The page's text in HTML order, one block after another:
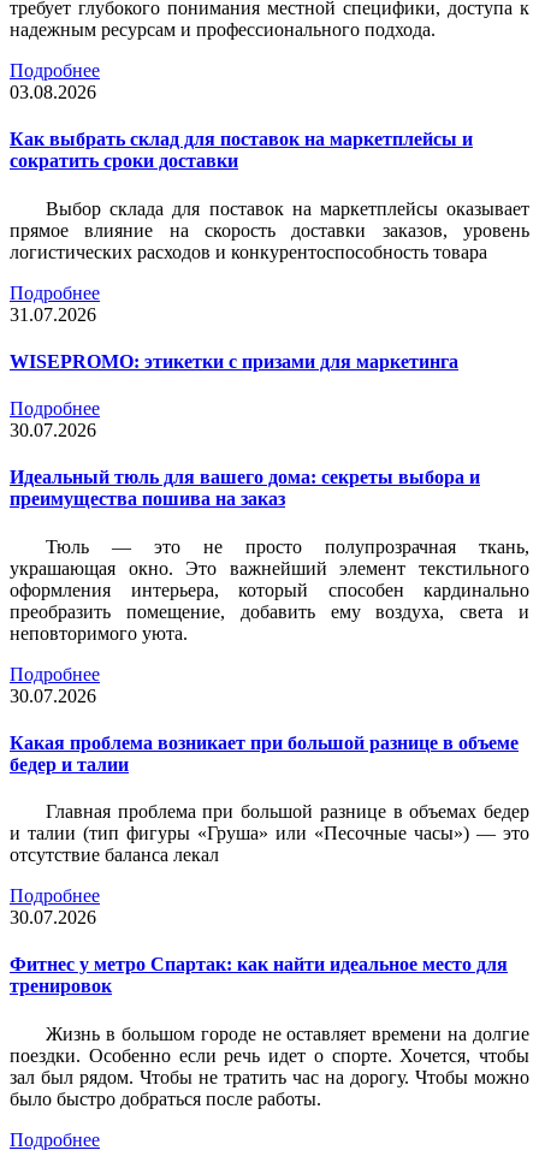
требует глубокого понимания местной специфики, доступа к
надежным ресурсам и профессионального подхода.
Подробнее
03.08.2026
Как выбрать склад для поставок на маркетплейсы и
сократить сроки доставки
Выбор склада для поставок на маркетплейсы оказывает
прямое влияние на скорость доставки заказов, уровень
логистических расходов и конкурентоспособность товара
Подробнее
31.07.2026
WISEPROMO: этикетки с призами для маркетинга
Подробнее
30.07.2026
Идеальный тюль для вашего дома: секреты выбора и
преимущества пошива на заказ
Тюль — это не просто полупрозрачная ткань,
украшающая окно. Это важнейший элемент текстильного
оформления интерьера, который способен кардинально
преобразить помещение, добавить ему воздуха, света и
неповторимого уюта.
Подробнее
30.07.2026
Какая проблема возникает при большой разнице в объеме
бедер и талии
Главная проблема при большой разнице в объемах бедер
и талии (тип фигуры «Груша» или «Песочные часы») — это
отсутствие баланса лекал
Подробнее
30.07.2026
Фитнес у метро Спартак: как найти идеальное место для
тренировок
Жизнь в большом городе не оставляет времени на долгие
поездки. Особенно если речь идет о спорте. Хочется, чтобы
зал был рядом. Чтобы не тратить час на дорогу. Чтобы можно
было быстро добраться после работы.
Подробнее